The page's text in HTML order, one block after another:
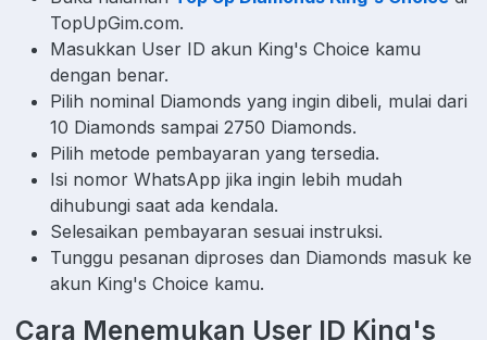
TopUpGim.com.
Masukkan User ID akun King's Choice kamu
dengan benar.
Pilih nominal Diamonds yang ingin dibeli, mulai dari
10 Diamonds sampai 2750 Diamonds.
Pilih metode pembayaran yang tersedia.
Isi nomor WhatsApp jika ingin lebih mudah
dihubungi saat ada kendala.
Selesaikan pembayaran sesuai instruksi.
Tunggu pesanan diproses dan Diamonds masuk ke
akun King's Choice kamu.
Cara Menemukan User ID King's